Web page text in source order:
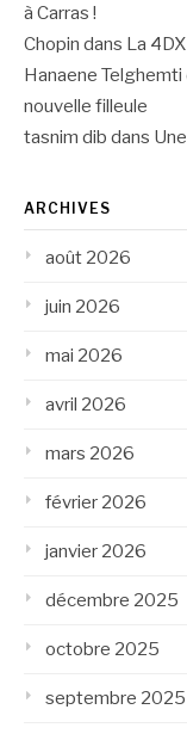
à Carras !
Chopin dans La
Hanaene Telghemti
nouvelle filleule
tasnim dib dans
ARCHIVES
août 2026
juin 2026
mai 2026
avril 2026
mars 2026
février 2026
janvier 2026
décembre 2025
octobre 2025
septembre 2025